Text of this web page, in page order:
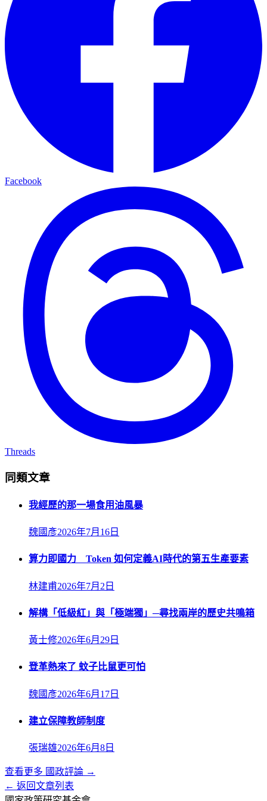
Facebook
Threads
同類文章
我經歷的那一場食用油風暴
魏國彥2026年7月16日
算力即國力 Token 如何定義AI時代的第五生產要素
林建甫2026年7月2日
解構「低級紅」與「極端獨」─尋找兩岸的歷史共鳴箱
黃士修2026年6月29日
登革熱來了 蚊子比鼠更可怕
魏國彥2026年6月17日
建立保障教師制度
張瑞雄2026年6月8日
查看更多 國政評論 →
← 返回文章列表